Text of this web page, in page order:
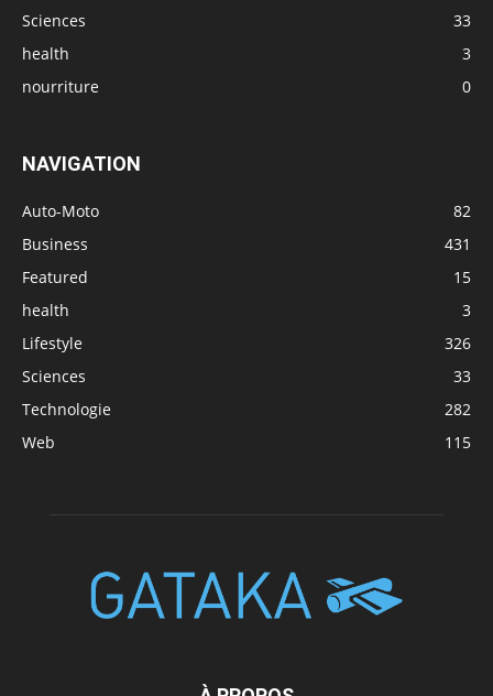
Sciences
33
health
3
nourriture
0
NAVIGATION
Auto-Moto
82
Business
431
Featured
15
health
3
Lifestyle
326
Sciences
33
Technologie
282
Web
115